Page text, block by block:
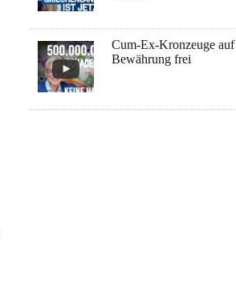
Cum-Ex-Kronzeuge auf
Bewährung frei